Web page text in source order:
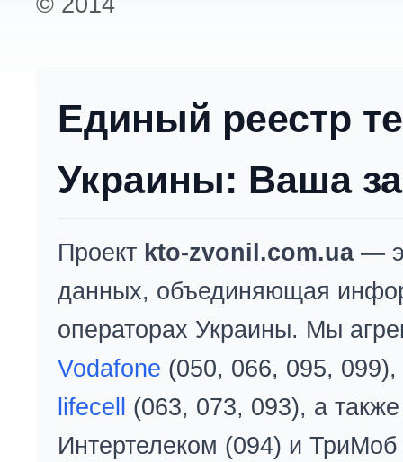
Единый реестр
Украины: Ваша
Проект kto-zvonil.com.ua—
данных, объединяющая
операторах Украины. Мы
Vodafone (050, 066, 095, 099),
lifecell
(063, 073, 093), а
Интертелеком (094) и ТриМоб